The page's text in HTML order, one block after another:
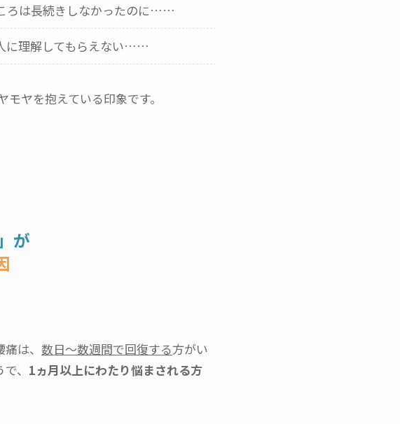
ろは長続きしなかったのに……
に理解してもらえない……
モヤを抱えている印象です。
が
は、 数日～数週間で回復する方がい
、 1ヵ月以上にわたり悩まされる方